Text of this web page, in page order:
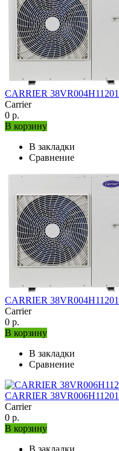
CARRIER
Carrier
0 р.
В корзину
В закладки
Сравнение
CARRIER
Carrier
0 р.
В корзину
В закладки
Сравнение
CARRIER
Carrier
0 р.
В корзину
В закладки